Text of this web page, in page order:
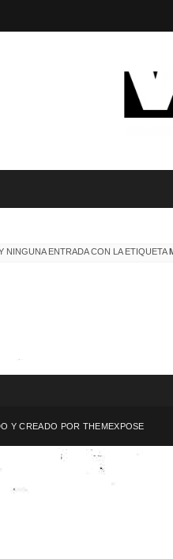
NINGUNA ENTRADA CON LA ETIQUETA
Y CREADO POR THEMEXPOSE